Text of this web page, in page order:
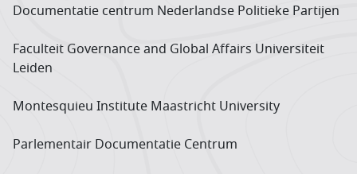
Documentatie centrum Neder­landse Politieke Partijen
Faculteit Governance and Global Affairs Universiteit
Leiden
Montesquieu Institute Maastricht University
Parlementair Documentatie Centrum